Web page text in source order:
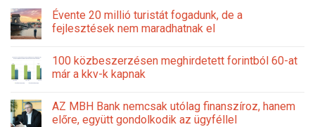
Évente 20 millió turistát fogadunk, de a
fejlesztések nem maradhatnak el
100 közbeszerzésen meghirdetett forintból 60-at
már a kkv-k kapnak
AZ MBH Bank nemcsak utólag finanszíroz, hanem
előre, együtt gondolkodik az ügyféllel